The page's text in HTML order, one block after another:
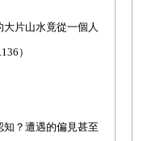
片山水竟從一個人
）
？遭遇的偏見甚至